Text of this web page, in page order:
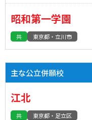
昭和第一学園
共 東京都・立川市
主な公立併願校
江北
共 東京都・足立区